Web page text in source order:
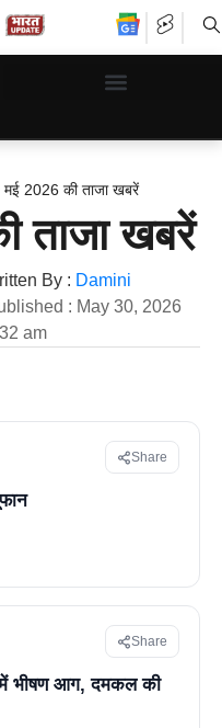
2026 की ताजा खबरें
ताजा खबरें
By : Damini
: May 30, 2026
am
Share
Share
भीषण आग, दमकल की